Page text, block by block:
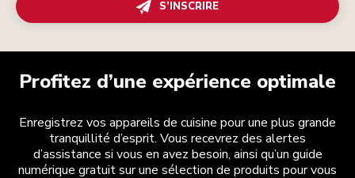
S’INSCRIRE
Profitez d’une expérience optimale
Enregistrez vos appareils de cuisine pour une plus grande
tranquillité d’esprit. Vous recevrez des alertes
d’assistance si vous en avez besoin, ainsi qu’un guide
numérique gratuit sur une sélection de produits pour vous